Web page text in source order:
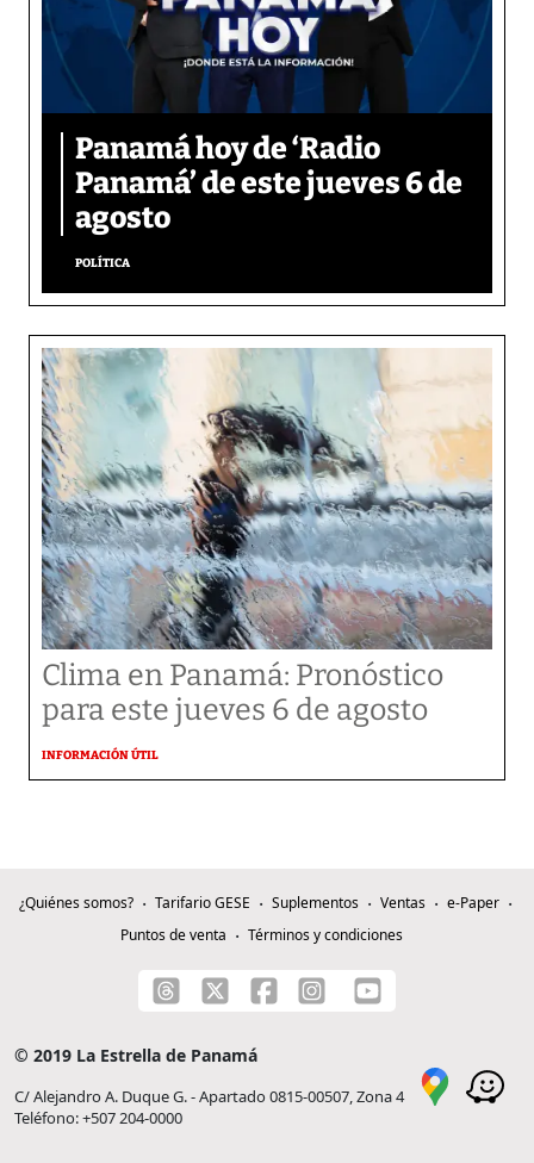
Panamá hoy de ‘Radio
Panamá’ de este jueves 6 de
agosto
POLÍTICA
Clima en Panamá: Pronóstico
para este jueves 6 de agosto
INFORMACIÓN ÚTIL
¿Quiénes somos? Tarifario GESE Suplementos Ventas
e-Paper
Puntos de venta
Términos y condiciones
© 2019 La Estrella de Panamá
C/ Alejandro A. Duque G. - Apartado 0815-00507, Zona 4
Teléfono: +507 204-0000